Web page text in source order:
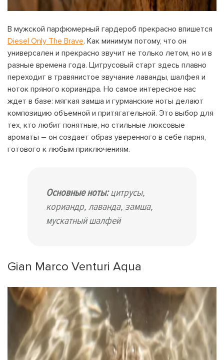
В мужской парфюмерный гардероб прекрасно впишется
Diesel Only The Brave. Как минимум потому, что он
универсален и прекрасно звучит не только летом, но и в
разные времена года. Цитрусовый старт здесь плавно
переходит в травянистое звучание лаванды, шалфея и
ноток пряного кориандра. Но самое интересное нас
ждет в базе: мягкая замша и гурманские ноты делают
композицию объемной и притягательной. Это выбор для
тех, кто любит понятные, но стильные люксовые
ароматы – он создает образ уверенного в себе парня,
готового к любым приключениям.
Основные ноты:цитрусы,
кориандр, лаванда, замша,
мускатный шалфей
Gian Marco Venturi Aqua